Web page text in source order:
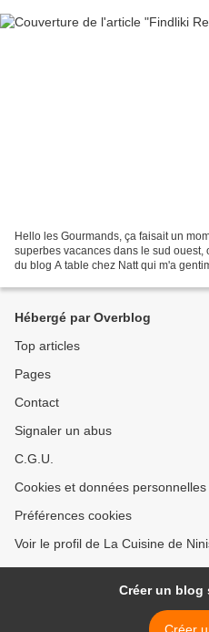
Hello les Gourmands, ça faisait un
superbes vacances dans le sud ouest,
du blog A table chez Natt qui m'a
Hébergé par Overblog
Top articles
Pages
Contact
Signaler un abus
C.G.U.
Cookies et données personnelles
Préférences cookies
Voir le profil de La Cuisine de
Créer un blog